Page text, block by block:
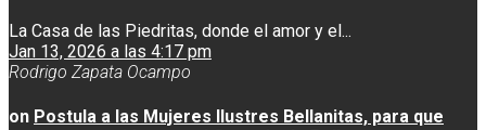
La Casa de las Piedritas, donde el amor y el...
Jan 13, 2026 a las 4:17 pm
Rodrigo Zapata Ocampo
on Postula a las Mujeres Ilustres Bellanitas, para que